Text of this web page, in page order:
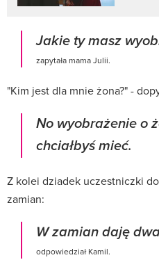
Jakie ty masz
zapytała mama Julii.
"Kim jest dla mnie żona?" -
No wyobrażenie o
chciałbyś mieć.
Z kolei dziadek uczestniczki
zamian:
W zamian daję
odpowiedział Kamil.